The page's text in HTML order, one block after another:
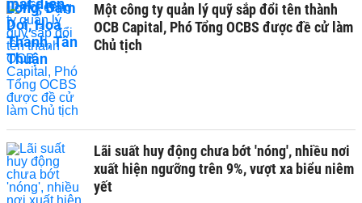
Một công ty quản lý quỹ sắp đổi tên thành
OCB Capital, Phó Tổng OCBS được đề cử làm
Chủ tịch
Lãi suất huy động chưa bớt 'nóng', nhiều nơi
xuất hiện ngưỡng trên 9%, vượt xa biểu niêm
yết